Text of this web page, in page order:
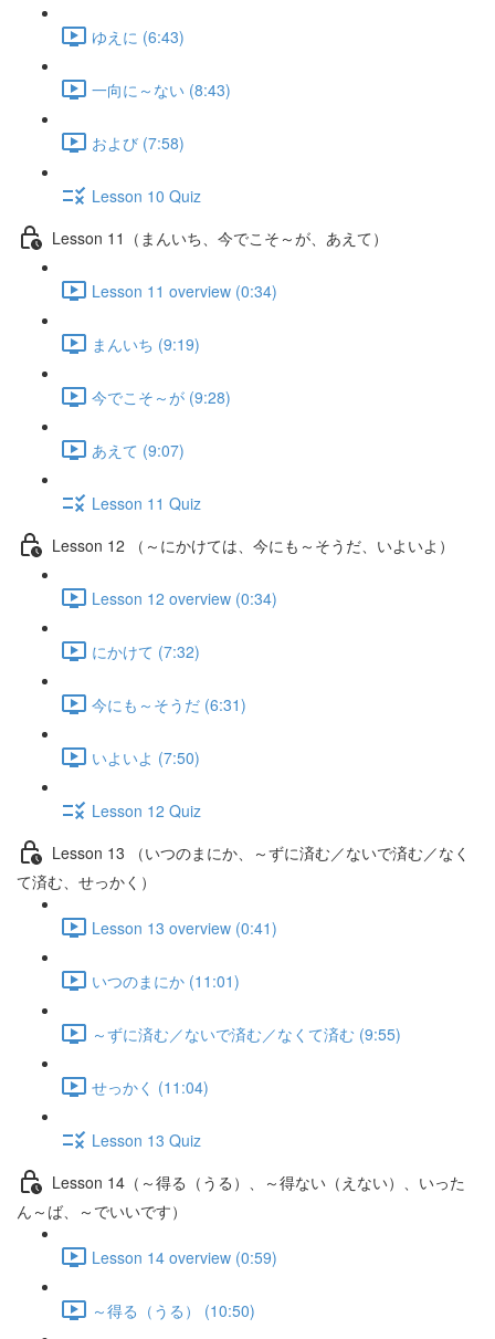
ゆえに (6:43)
一向に～ない (8:43)
および (7:58)
Lesson 10 Quiz
Lesson 11（まんいち、今でこそ～が、あえて）
Lesson 11 overview (0:34)
まんいち (9:19)
今でこそ～が (9:28)
あえて (9:07)
Lesson 11 Quiz
Lesson 12 （～にかけては、今にも～そうだ、いよいよ）
Lesson 12 overview (0:34)
にかけて (7:32)
今にも～そうだ (6:31)
いよいよ (7:50)
Lesson 12 Quiz
Lesson 13 （いつのまにか、～ずに済む／ないで済む／なく
て済む、せっかく）
Lesson 13 overview (0:41)
いつのまにか (11:01)
～ずに済む／ないで済む／なくて済む (9:55)
せっかく (11:04)
Lesson 13 Quiz
Lesson 14（～得る（うる）、～得ない（えない）、いった
ん～ば、～でいいです）
Lesson 14 overview (0:59)
～得る（うる） (10:50)